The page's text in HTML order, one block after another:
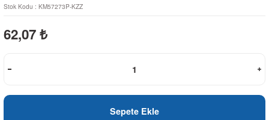
Stok Kodu : KM57273P-KZZ
62,07 ₺
Sepete Ekle